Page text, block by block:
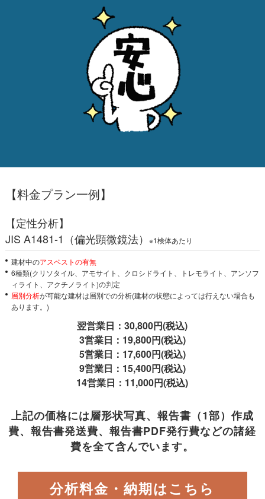
【料金プラン一例】
【定性分析】
JIS A1481-1（偏光顕微鏡法）
※1検体あたり
建材中のアスベストの有無
6種類(クリソタイル、アモサイト、クロシドライト、トレモライト、アンソフ
ィライト、アクチノライト)の判定
層別分析が可能な建材は層別での分析(建材の状態によっては行えない場合も
あります。)
翌営業日：30,800円(税込)
3営業日：19,800円(税込)
5営業日：17,600円(税込)
9営業日：15,400円(税込)
14営業日：11,000円(税込)
上記の価格には層形状写真、報告書（1部）作成
費、報告書発送費、報告書PDF発行費などの諸経
費を全て含んでいます。
分析料金・納期はこちら